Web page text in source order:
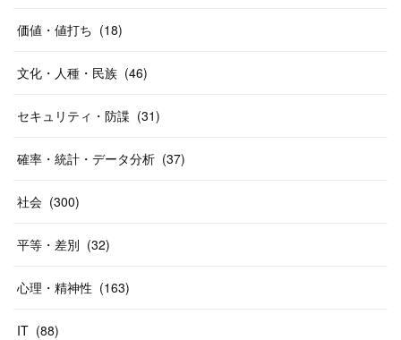
価値・値打ち (18)
文化・人種・民族 (46)
セキュリティ・防諜 (31)
確率・統計・データ分析 (37)
社会 (300)
平等・差別 (32)
心理・精神性 (163)
IT (88)